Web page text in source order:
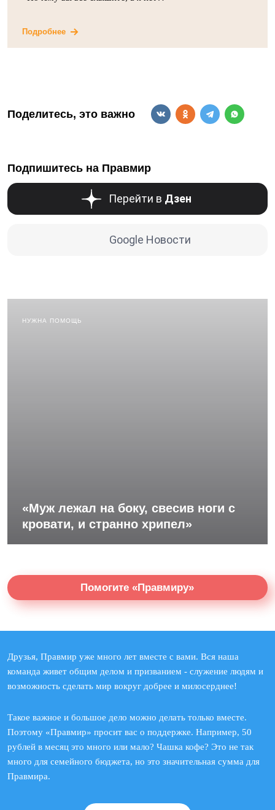
Подробнее
Поделитесь, это важно
Подпишитесь на Правмир
Перейти в Дзен
Google Новости
НУЖНА ПОМОЩЬ
«Муж лежал на боку, свесив ноги с
кровати, и странно хрипел»
Помогите «Правмиру»
Друзья, Правмир уже много лет вместе с вами. Вся наша
команда живет общим делом и призванием - служение людям и
возможность сделать мир вокруг добрее и милосерднее!
Такое важное и большое дело можно делать только вместе.
Поэтому «Правмир» просит вас о поддержке. Например, 50
рублей в месяц это много или мало? Чашка кофе? Это не так
много для семейного бюджета, но это значительная сумма для
Правмира.